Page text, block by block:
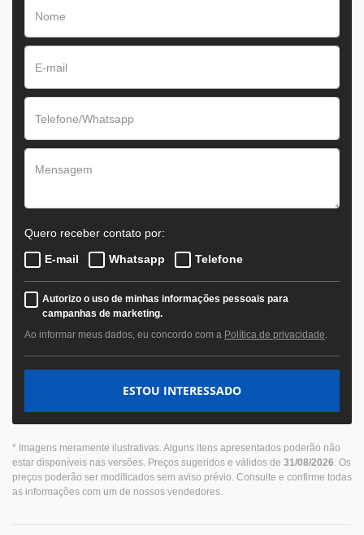
Quero receber contato por:
E-mail
Whatsapp Telefone
Autorizo o uso de minhas informações pessoais para
campanhas de marketing.
Ao informar meus dados, eu concordo com a Política de privacidade.
ESTOU INTERESSADO
* Imagens meramente ilustrativas. Alguns itens apresentados poderão não
estar disponíveis nas versões. Preços sugeridos e válidos de 31/08/2026. Os
preços poderão ser modificados sem aviso prévio. Consulte e confirme todas
as informações com um de nossos vendedores.